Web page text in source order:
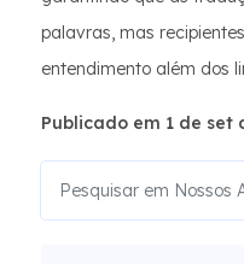
palavras, mas
entendimento além dos
Publicado em 1 de set